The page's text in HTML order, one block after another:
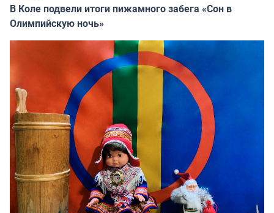
В Коле подвели итоги пижамного забега «Сон в
Олимпийскую ночь»